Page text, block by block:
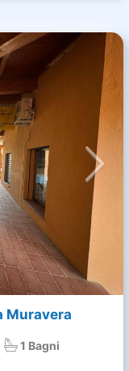
Muravera
1 Bagni